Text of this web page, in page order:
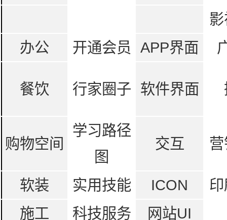
办公
开通会员 APP界面
餐饮 行家圈子 软件界面
购物空间
学习路径
图
交互
软装 实用技能 ICON
施工
科技服务 网站UI